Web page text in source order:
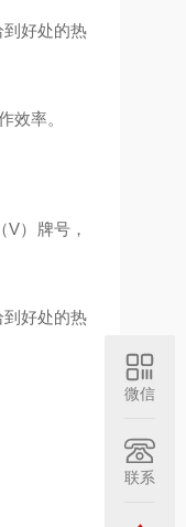
好处的热
效率。
）牌号，
好处的热
微信
联系